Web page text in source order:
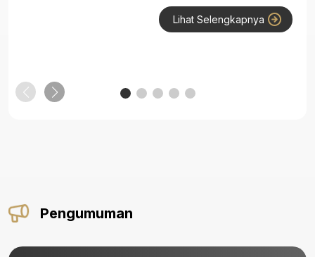
Lihat Selengkapnya
Pengumuman